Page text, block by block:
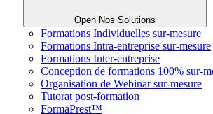
Open Nos Solutions
Formations Individuelles sur-mesure
Formations Intra-entreprise sur-mesure
Formations Inter-entreprise
Conception de formations 100% sur-
Organisation de Webinar sur-mesure
Tutorat post-formation
FormaPrest™